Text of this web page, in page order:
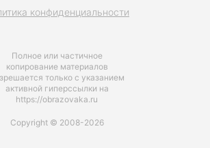
Полное или частичное
копирование материалов
только с указанием
активной гиперссылки на
https://obrazovaka.ru
конфиденциальности
Copyright © 2008-2026